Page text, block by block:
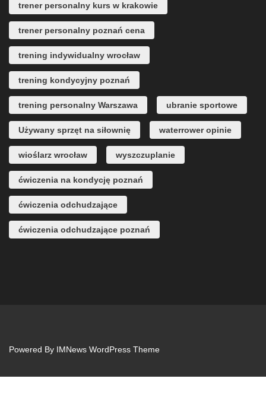
trener personalny kurs w krakowie
trener personalny poznań cena
trening indywidualny wrocław
trening kondycyjny poznań
trening personalny Warszawa ubranie sportowe
Używany sprzęt na siłownię waterrower opinie
wioślarz wrocław wyszczuplanie
ćwiczenia na kondycję poznań
ćwiczenia odchudzające
ćwiczenia odchudzające poznań
Powered By IMNews WordPress Theme